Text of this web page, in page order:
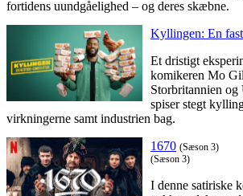
fortidens uundgåelighed – og deres skæbne.
Kyllingen: En
Et dristigt
komikeren Mo
Storbritannien
spiser stegt
virkningerne samt industrien bag.
1670 (Sæson 3)
(Sæson 3)
I denne satiriske